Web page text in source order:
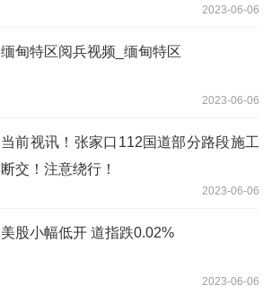
2023-06-06
缅甸特区阅兵视频_缅甸特区
2023-06-06
当前视讯！张家口112国道部分路段施工
断交！注意绕行！
2023-06-06
美股小幅低开 道指跌0.02%
2023-06-06